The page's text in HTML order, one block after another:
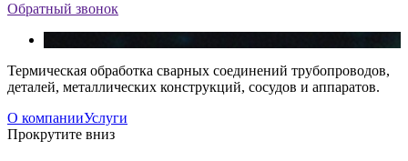
Обратный звонок
Термическая обработка сварных соединений трубопроводов,
деталей, металлических конструкций, сосудов и аппаратов.
О компанииУслуги
Прокрутите вниз